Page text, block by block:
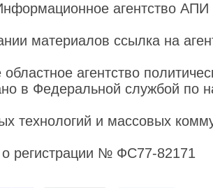
агентство
материалов ссылка на
агентство
в Федеральной службой по
технологий и массовых
о регистрации № ФС77-82171